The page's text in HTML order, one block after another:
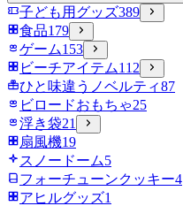
子ども用グッズ389
食品179
ゲーム153
ビーチアイテム112
ひと味違うノベルティ87
ビロードおもちゃ25
浮き袋21
扇風機19
スノードーム5
フォーチューンクッキー4
アヒルグッズ1